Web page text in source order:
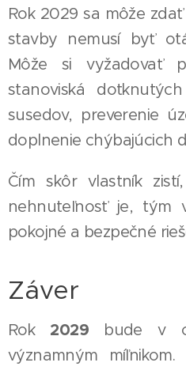
Rok 2029 sa môže
stavby nemusí byť
Môže si vyžadovať
stanoviská
susedov, preverenie
doplnenie chýbajúcich
Čím skôr vlastník
nehnuteľnosť je, tým
pokojné a bezpečné
Záver
Rok 2029 bude v
významným